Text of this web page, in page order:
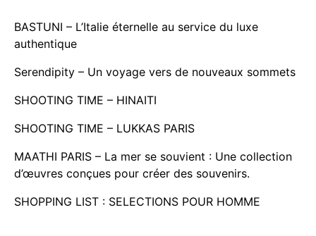
BASTUNI – L’Italie éternelle au service du luxe
authentique
Serendipity – Un voyage vers de nouveaux sommets
SHOOTING TIME – HINAITI
SHOOTING TIME – LUKKAS PARIS
MAATHI PARIS – La mer se souvient : Une collection
d’œuvres conçues pour créer des souvenirs.
SHOPPING LIST : SELECTIONS POUR HOMME